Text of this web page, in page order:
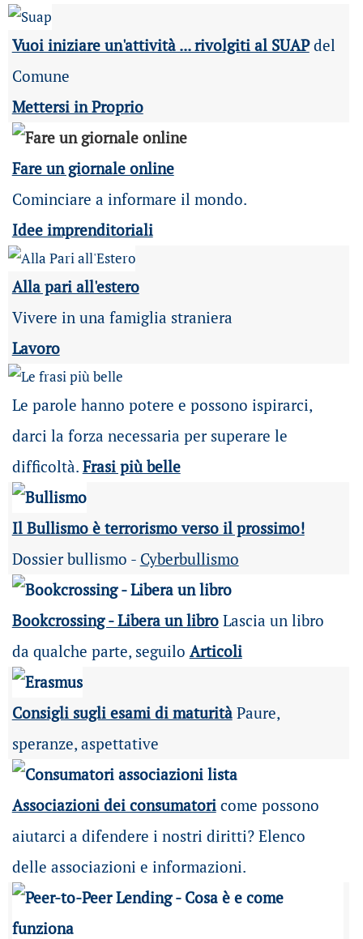
Vuoi iniziare un'attività ... rivolgiti al SUAPdel
Comune
Mettersi in Proprio
Fare un giornale online
Cominciare a informare il mondo.
Idee imprenditoriali
Alla pari all'estero
Vivere in una famiglia straniera
Lavoro
Le parole hanno potere e possono ispirarci,
darci la forza necessaria per superare le
difficoltà. Frasi più belle
Il Bullismo è terrorismo verso il prossimo!
Dossier bullismo - Cyberbullismo
Bookcrossing - Libera un libroLascia un libro
da qualche parte, seguilo Articoli
Consigli sugli esami di maturità Paure,
speranze, aspettative
Associazioni dei consumatoricome possono
aiutarci a difendere i nostri diritti? Elenco
delle associazioni e informazioni.